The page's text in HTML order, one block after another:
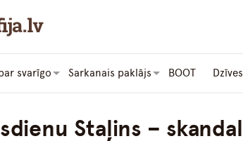
svarīgo Sarkanais paklājs BOOT
Staļins –